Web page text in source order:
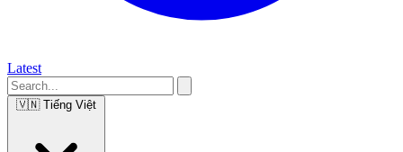
Latest
🇻🇳 Tiếng Việt